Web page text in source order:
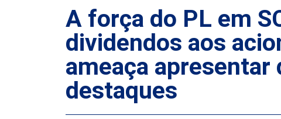
A força do PL em
dividendos aos
ameaça
destaques